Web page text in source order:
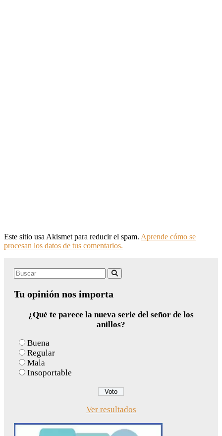
Este sitio usa Akismet para reducir el spam. Aprende cómo se
procesan los datos de tus comentarios.
Search
Tu opinión nos importa
¿Qué te parece la nueva serie del señor de los
anillos?
Buena
Regular
Mala
Insoportable
Ver resultados